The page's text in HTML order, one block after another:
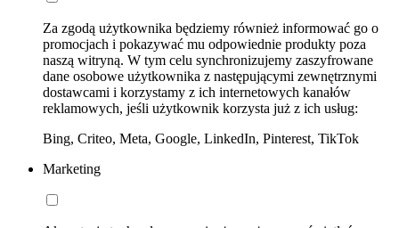
Za zgodą użytkownika będziemy również informować go o
promocjach i pokazywać mu odpowiednie produkty poza
naszą witryną. W tym celu synchronizujemy zaszyfrowane
dane osobowe użytkownika z następującymi zewnętrznymi
dostawcami i korzystamy z ich internetowych kanałów
reklamowych, jeśli użytkownik korzysta już z ich usług:
Bing, Criteo, Meta, Google, LinkedIn, Pinterest, TikTok
Marketing